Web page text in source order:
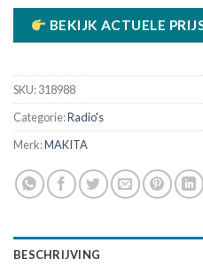
BEKIJK ACTUELE
SKU:318988
Categorie:Radio's
Merk:MAKITA
BESCHRIJVING